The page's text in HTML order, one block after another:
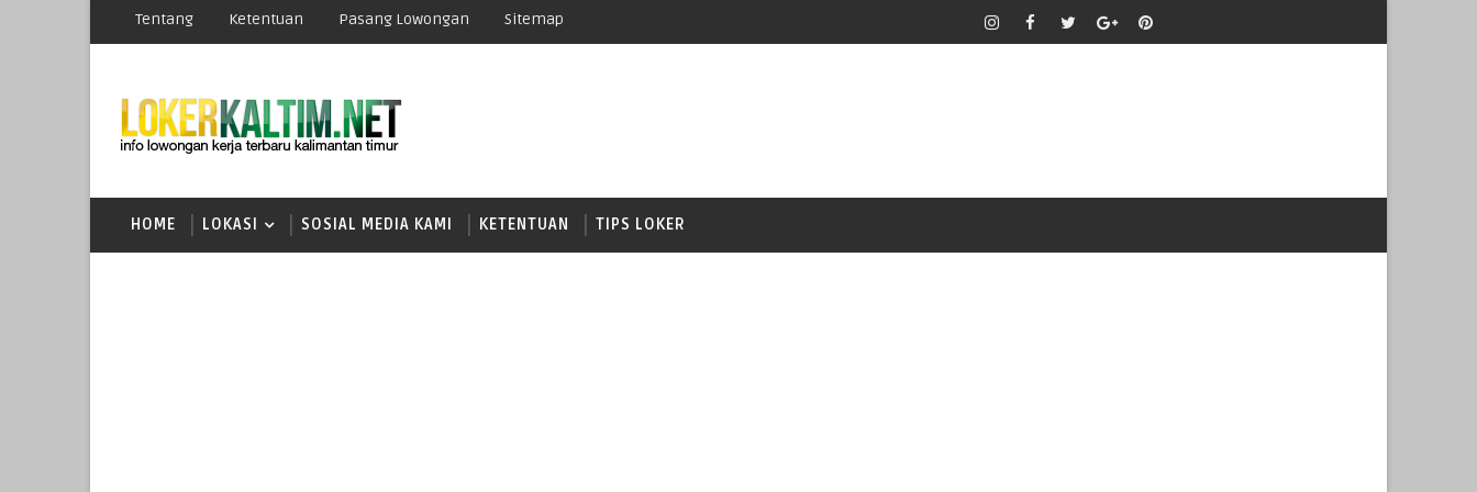
Tentang Ketentuan Pasang Lowongan Sitemap
HOME LOKASI SOSIAL MEDIA KAMI KETENTUAN TIPS LOKER